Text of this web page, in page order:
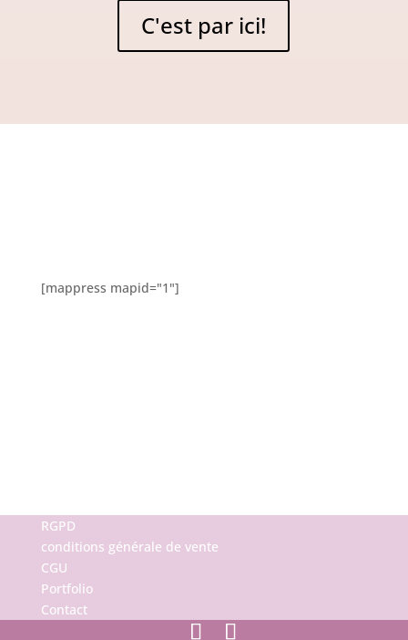
C'est par ici!
[mappress mapid="1"]
RGPD
conditions générale de vente
CGU
Portfolio
Contact